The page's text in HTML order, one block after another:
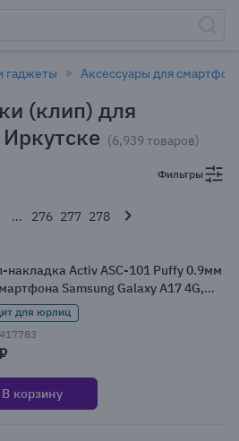
гаджеты Аксессуары для
(клип) для
(6,939 товаров)
Фильтры
... 276 277 278
накладка Activ ASC-101 Puffy 0.9мм
Samsung Galaxy A17 4G,
для юрлиц
В корзину